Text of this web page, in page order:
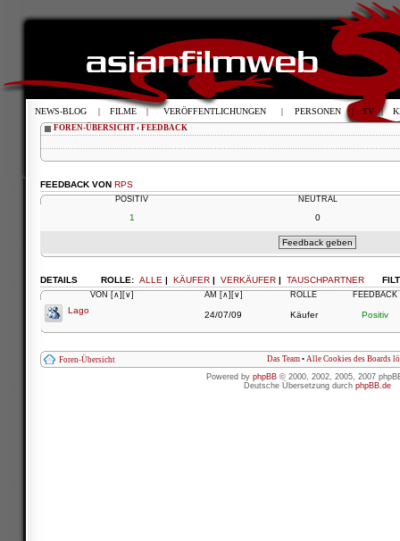
FOREN-ÜBERSICHT ‹ FEEDBACK
FEEDBACK VON RPS
POSITIV NEUTRAL
1 0
ROLLE: ALLE | KÄUFER | VERKÄUFER | TAUSCHPARTNER
DETAILS
VON [∧] [∨] AM [∧] [∨] ROLLE FEEDBACK
Lago 24/07/09 Käufer Positiv
Foren-Übersicht Das Team • Alle Cookies des Boards
Powered by phpBB © 2000, 2002, 2005, 2007
Deutsche Übersetzung durch phpBB.de
NEWS-BLOG | FILME | VERÖFFENTLICHUNGEN | PERSONEN | TV |